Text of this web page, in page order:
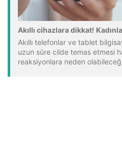
Akıllı cihazlara dikkat!
Akıllı telefonlar ve tablet
uzun süre cilde temas etmesi
reaksiyonlara neden